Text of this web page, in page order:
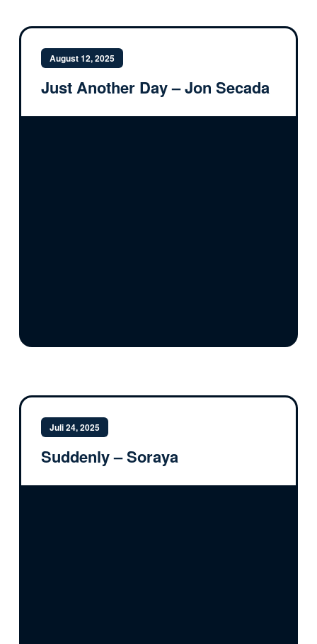
August 12, 2025
Just Another Day – Jon Secada
Juli 24, 2025
Suddenly – Soraya